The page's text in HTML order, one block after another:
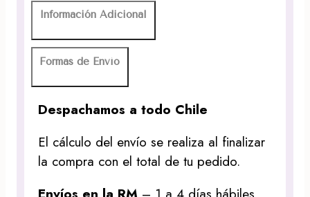
Información Adicional
Formas de Envío
Despachamos a todo Chile
El cálculo del envío se realiza al finalizar
la compra con el total de tu pedido.